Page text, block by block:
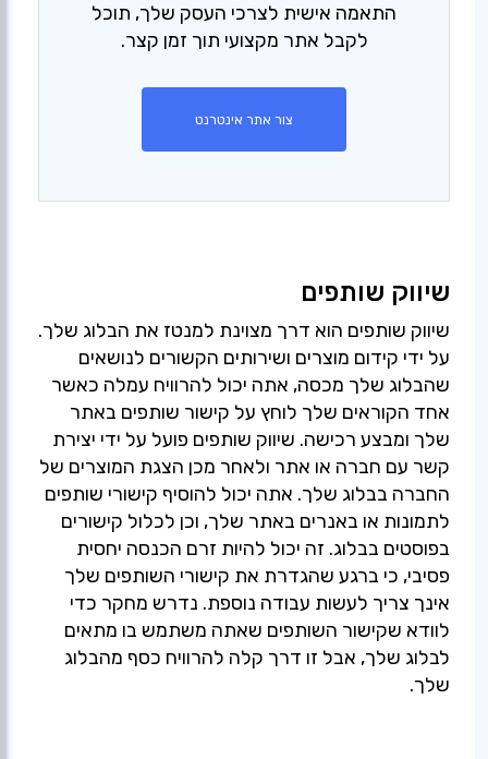
התאמה אישית לצרכי העסק שלך, תוכל
לקבל אתר מקצועי תוך זמן קצר.
צור אתר אינטרנט
שיווק שותפים
שיווק שותפים הוא דרך מצוינת למנטז את הבלוג שלך.
על ידי קידום מוצרים ושירותים הקשורים לנושאים
שהבלוג שלך מכסה, אתה יכול להרוויח עמלה כאשר
אחד הקוראים שלך לוחץ על קישור שותפים באתר
שלך ומבצע רכישה. שיווק שותפים פועל על ידי יצירת
קשר עם חברה או אתר ולאחר מכן הצגת המוצרים של
החברה בבלוג שלך. אתה יכול להוסיף קישורי שותפים
לתמונות או באנרים באתר שלך, וכן לכלול קישורים
בפוסטים בבלוג. זה יכול להיות זרם הכנסה יחסית
פסיבי, כי ברגע שהגדרת את קישורי השותפים שלך
אינך צריך לעשות עבודה נוספת. נדרש מחקר כדי
לוודא שקישור השותפים שאתה משתמש בו מתאים
לבלוג שלך, אבל זו דרך קלה להרוויח כסף מהבלוג
שלך.